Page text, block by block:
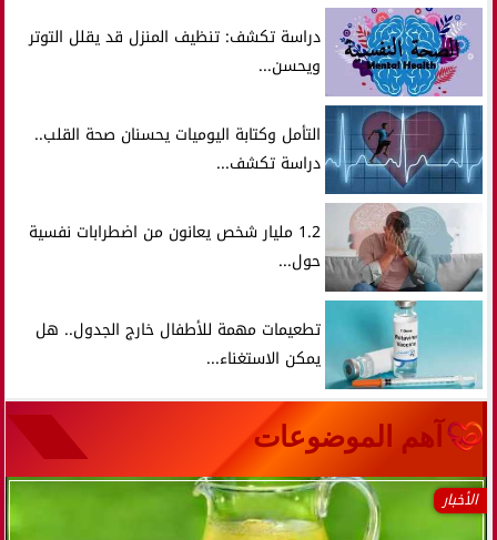
دراسة تكشف: تنظيف المنزل قد يقلل التوتر
ويحسن...
التأمل وكتابة اليوميات يحسنان صحة القلب..
دراسة تكشف...
1.2 مليار شخص يعانون من اضطرابات نفسية
حول...
تطعيمات مهمة للأطفال خارج الجدول.. هل
يمكن الاستغناء...
آهم الموضوعات
الأخبار